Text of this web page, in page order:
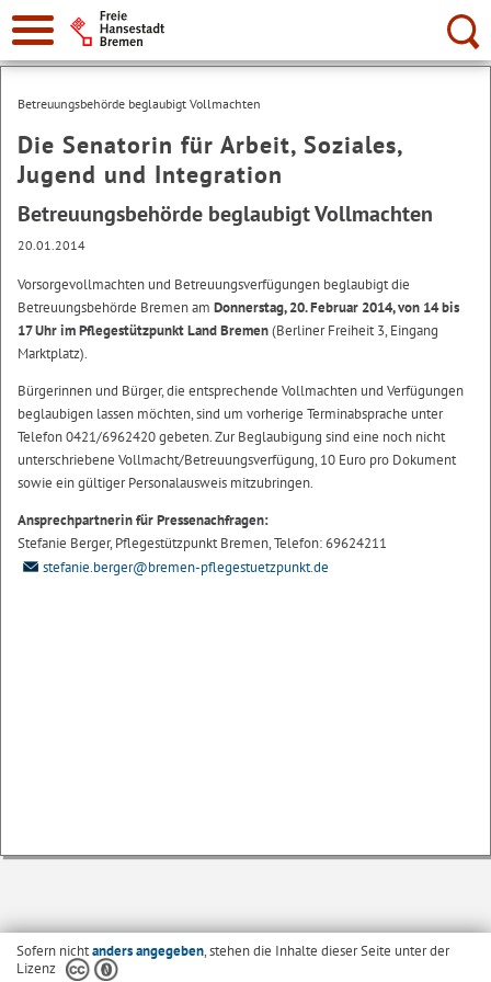
Suche:
Betreuungsbehörde beglaubigt Vollmachten
Die Senatorin für Arbeit, Soziales,
Jugend und Integration
Betreuungsbehörde beglaubigt Vollmachten
20.01.2014
Vorsorgevollmachten und Betreuungsverfügungen beglaubigt die
Betreuungsbehörde Bremen am Donnerstag, 20. Februar 2014, von 14 bis
17 Uhr im Pflegestützpunkt Land Bremen(Berliner Freiheit 3, Eingang
Marktplatz).
Bürgerinnen und Bürger, die entsprechende Vollmachten und Verfügungen
beglaubigen lassen möchten, sind um vorherige Terminabsprache unter
Telefon 0421/6962420 gebeten. Zur Beglaubigung sind eine noch nicht
unterschriebene Vollmacht/Betreuungsverfügung, 10 Euro pro Dokument
sowie ein gültiger Personalausweis mitzubringen.
Ansprechpartnerin für Pressenachfragen:
Stefanie Berger, Pflegestützpunkt Bremen, Telefon: 69624211
stefanie.berger@bremen-pflegestuetzpunkt.de
Sofern nichtanders angegeben, stehen die Inhalte dieser Seite unter der
Lizenz